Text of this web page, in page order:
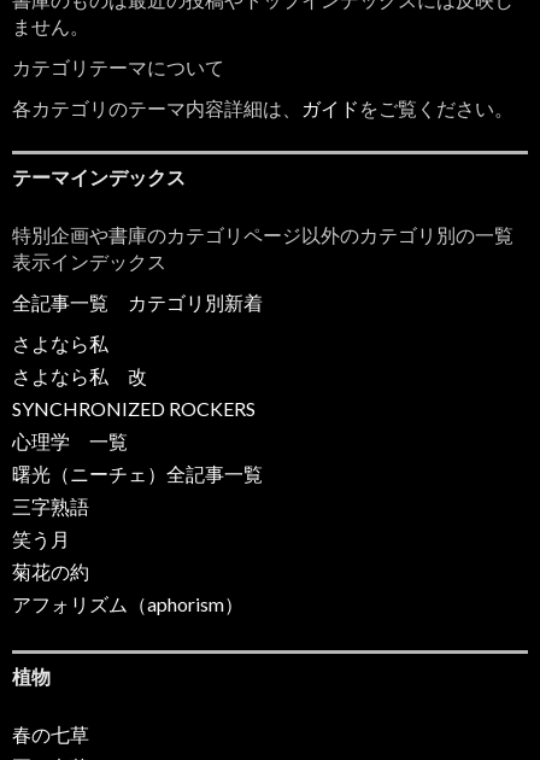
ません。
カテゴリテーマについて
各カテゴリのテーマ内容詳細は、
ガイド をご覧ください。
テーマインデックス
特別企画や書庫のカテゴリページ以外のカテゴリ別の一覧
表示インデックス
全記事一覧
カテゴリ別新着
さよなら私
さよなら私 改
SYNCHRONIZED ROCKERS
心理学 一覧
曙光（ニーチェ）全記事一覧
三字熟語
笑う月
菊花の約
アフォリズム（aphorism）
植物
春の七草